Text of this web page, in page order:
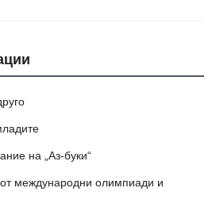
на „Аз-буки“
международни олимпиади и